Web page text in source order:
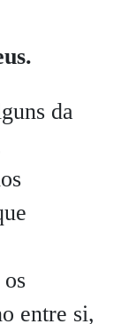
da
entre si,